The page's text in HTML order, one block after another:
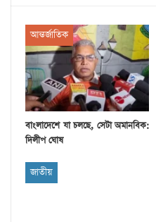
আন্তর্জাতিক
বাংলাদেশে যা চলছে, সেটা অমানবিক:
দিলীপ ঘোষ
জাতীয়